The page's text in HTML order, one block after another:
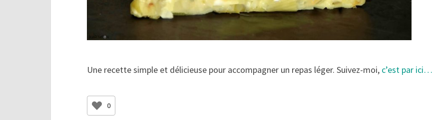
Une recette simple et délicieuse pour accompagner un repas léger. Suivez-moi, c’est par ici…
0